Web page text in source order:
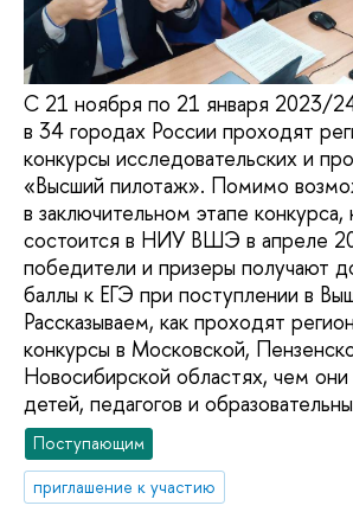
С 21 ноября по 21 января 2023/
в 34 городах России проходят
конкурсы исследовательских и
«Высший пилотаж». Помимо
в заключительном этапе конкурса,
состоится в НИУ ВШЭ в апреле
победители и призеры получают
баллы к ЕГЭ при поступлении в
Рассказываем, как проходят
конкурсы в Московской,
Новосибирской областях, чем
детей, педагогов и
Поступающим
приглашение к участию